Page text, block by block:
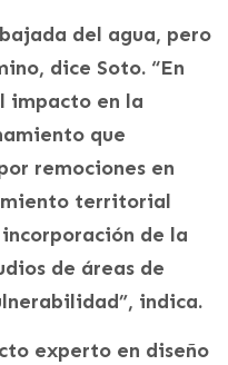
del agua, pero
dice Soto. “En
impacto en la
que
remociones en
territorial
de la
de áreas de
indica.
experto en diseño